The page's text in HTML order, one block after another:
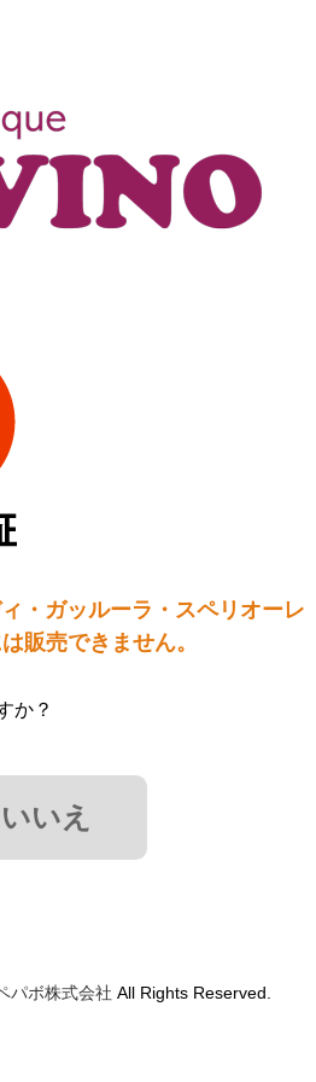
・ガッルーラ・スペリオー
販売できません。
か？
パボ株式会社 All Rights Reserved.